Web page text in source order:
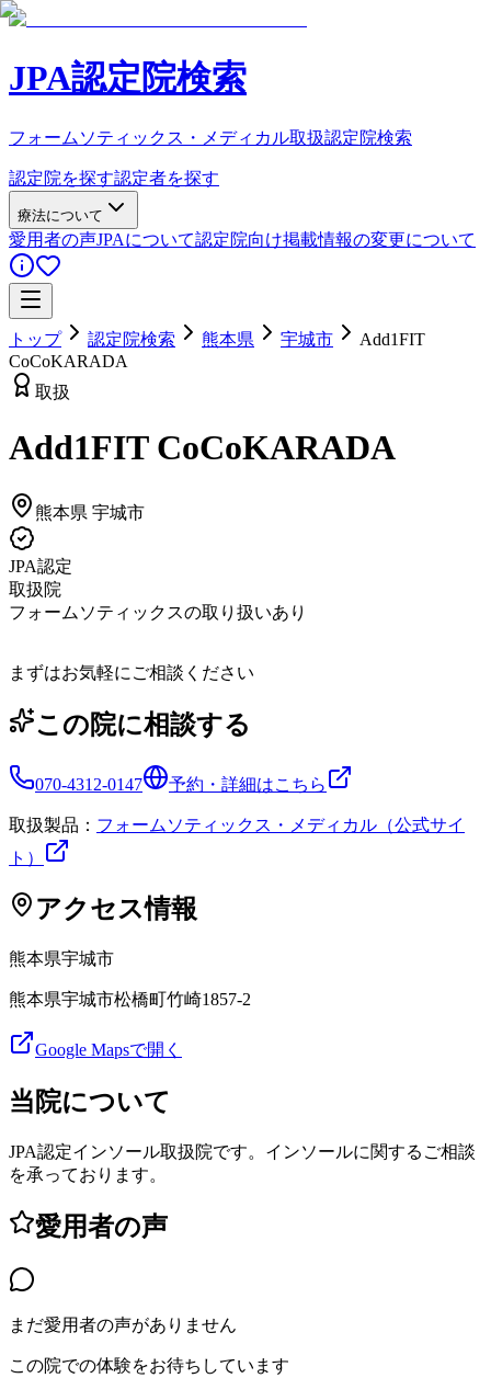
JPA認定院検索
フォームソティックス・メディカル取扱認定院検索
認定院を探す認定者を探す
療法について
愛用者の声JPAについて認定院向け掲載情報の変更について
トップ 認定院検索 熊本県 宇城市
Add1FIT
CoCoKARADA
取扱
Add1FIT CoCoKARADA
熊本県 宇城市
JPA認定
取扱院
フォームソティックスの取り扱いあり
まずはお気軽にご相談ください
この院に相談する
070-4312-0147 予約・詳細はこちら
取扱製品： フォームソティックス・メディカル（公式サイ
ト）
アクセス情報
熊本県宇城市
熊本県宇城市松橋町竹崎1857-2
Google Mapsで開く
当院について
JPA認定インソール取扱院です。インソールに関するご相談
を承っております。
愛用者の声
まだ愛用者の声がありません
この院での体験をお待ちしています